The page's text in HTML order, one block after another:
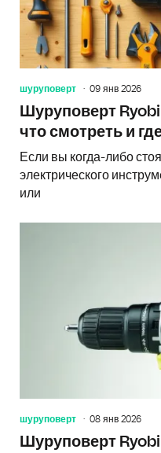
шуруповерт 09 янв 2026
Шуруповерт
что смотреть и
Если вы когда-либо
электрического
или
шуруповерт 08 янв 2026
Шуруповерт